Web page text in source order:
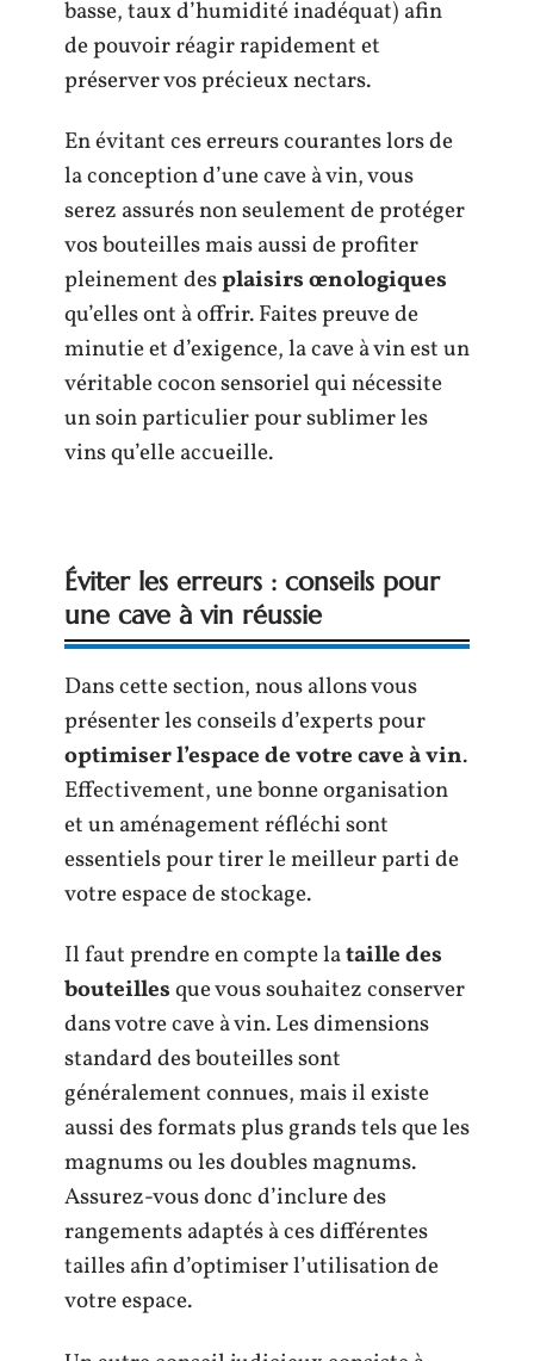
basse, taux d’humidité inadéquat) afin
de pouvoir réagir rapidement et
préserver vos précieux nectars.
En évitant ces erreurs courantes lors de
la conception d’une cave à vin, vous
serez assurés non seulement de protéger
vos bouteilles mais aussi de profiter
pleinement desplaisirs œnologiques
qu’elles ont à offrir. Faites preuve de
minutie et d’exigence, la cave à vin est un
véritable cocon sensoriel qui nécessite
un soin particulier pour sublimer les
vins qu’elle accueille.
Éviter les erreurs : conseils pour
une cave à vin réussie
Dans cette section, nous allons vous
présenter les conseils d’experts pour
optimiser l’espace de votre cave à vin.
Effectivement, une bonne organisation
et un aménagement réfléchi sont
essentiels pour tirer le meilleur parti de
votre espace de stockage.
Il faut prendre en compte lataille des
bouteillesque vous souhaitez conserver
dans votre cave à vin. Les dimensions
standard des bouteilles sont
généralement connues, mais il existe
aussi des formats plus grands tels que les
magnums ou les doubles magnums.
Assurez-vous donc d’inclure des
rangements adaptés à ces différentes
tailles afin d’optimiser l’utilisation de
votre espace.